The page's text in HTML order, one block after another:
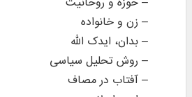
– زن و خانواده
– بدان، ایدک الله
– روش تحلیل سیاسی
– آفتاب در مصاف